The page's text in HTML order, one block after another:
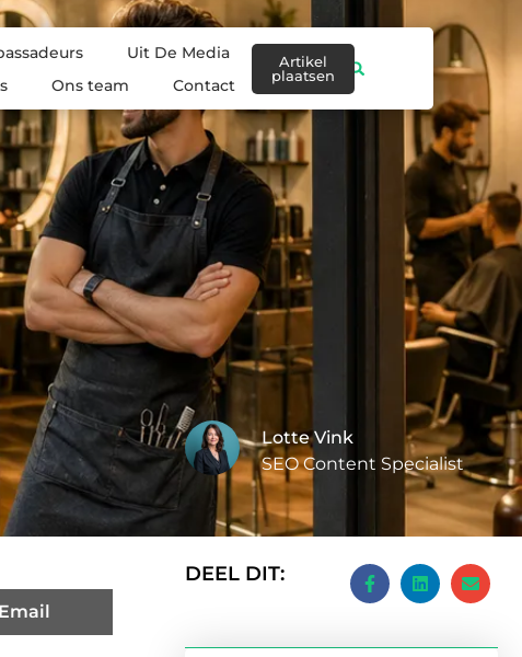
Uit De Media
Ons team Contact
Artikel
plaatsen
Lotte Vink
SEO Content Specialist
Email
DEEL DIT: